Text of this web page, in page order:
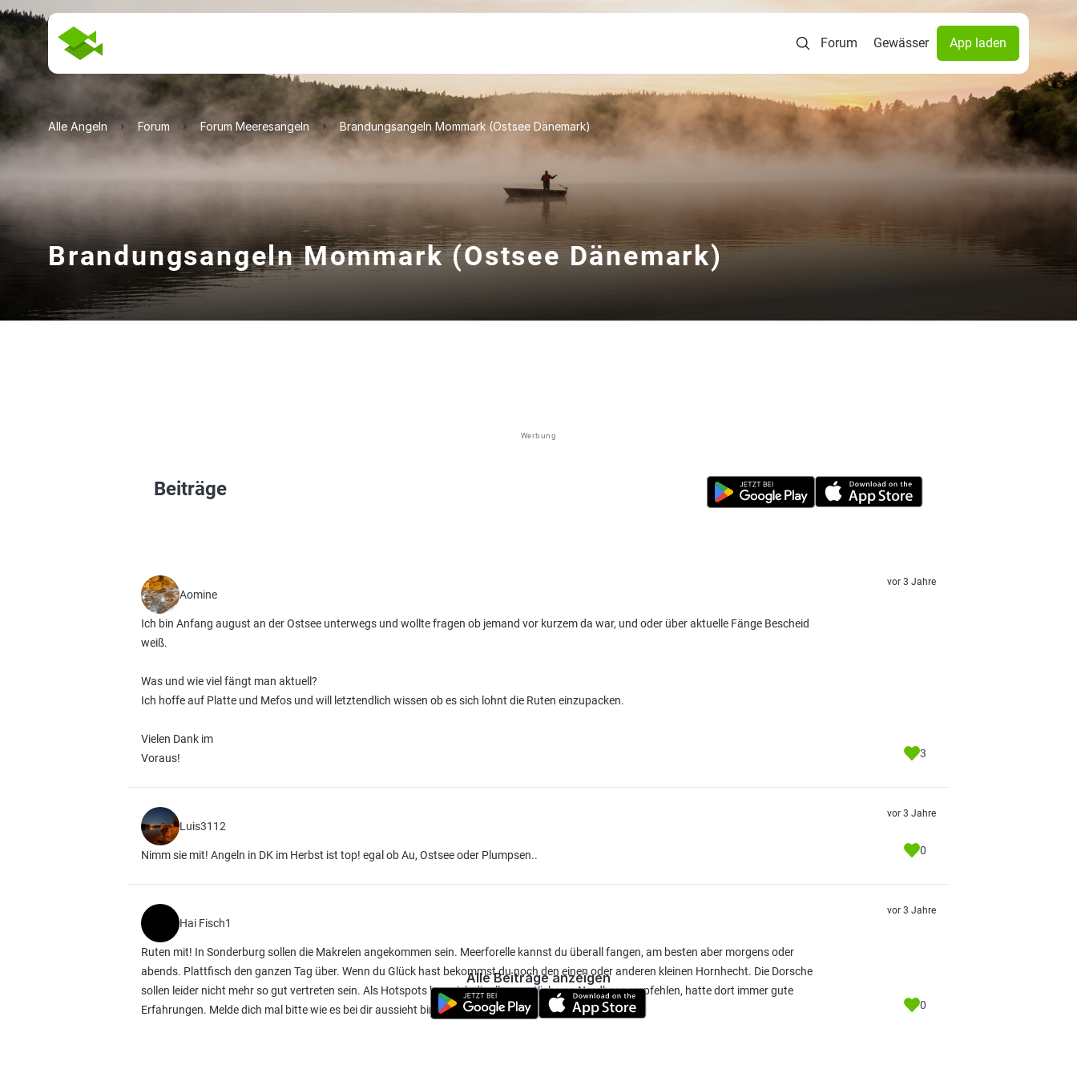
Forum Gewässer App laden
Alle Angeln Forum Forum Meeresangeln Brandungsangeln Mommark (Ostsee Dänemark)
Brandungsangeln Mommark (Ostsee Dänemark)
Werbung
Beiträge
Aomine
Ich bin Anfang august an der Ostsee unterwegs und wollte fragen ob jemand vor kurzem da war, und oder über aktuelle Fänge Bescheid
weiß.
Was und wie viel fängt man aktuell?
Ich hoffe auf Platte und Mefos und will letztendlich wissen ob es sich lohnt die Ruten einzupacken.
Vielen Dank im
Voraus!
vor 3 Jahre
3
Luis3112
Nimm sie mit! Angeln in DK im Herbst ist top! egal ob Au, Ostsee oder Plumpsen..
vor 3 Jahre
0
Hai Fisch1
Ruten mit! In Sonderburg sollen die Makrelen angekommen sein. Meerforelle kannst du überall fangen, am besten aber morgens oder
abends. Plattfisch den ganzen Tag über. Wenn du Glück hast bekommst du noch den einen oder anderen kleinen Hornhecht. Die Dorsche
sollen leider nicht mehr so gut vertreten sein. Als Hotspots kann ich dir alles westlich von Nordborg empfehlen, hatte dort immer gute
Erfahrungen. Melde dich mal bitte wie es bei dir aussieht bin in ein paar Tagen auch da. Beste Grüße
vor 3 Jahre
0
Alle Beiträge anzeigen